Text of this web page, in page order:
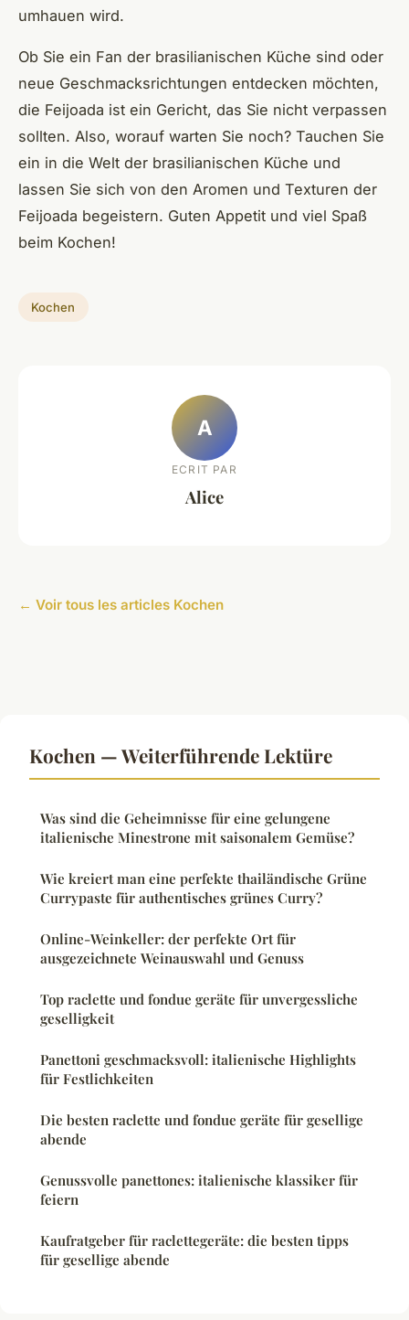
umhauen wird.
Ob Sie ein Fan der brasilianischen Küche sind oder
neue Geschmacksrichtungen entdecken möchten,
die Feijoada ist ein Gericht, das Sie nicht verpassen
sollten. Also, worauf warten Sie noch? Tauchen Sie
ein in die Welt der brasilianischen Küche und
lassen Sie sich von den Aromen und Texturen der
Feijoada begeistern. Guten Appetit und viel Spaß
beim Kochen!
Kochen
A
ECRIT PAR
Alice
← Voir tous les articles Kochen
Kochen — Weiterführende Lektüre
Was sind die Geheimnisse für eine gelungene
italienische Minestrone mit saisonalem Gemüse?
Wie kreiert man eine perfekte thailändische Grüne
Currypaste für authentisches grünes Curry?
Online-Weinkeller: der perfekte Ort für
ausgezeichnete Weinauswahl und Genuss
Top raclette und fondue geräte für unvergessliche
geselligkeit
Panettoni geschmacksvoll: italienische Highlights
für Festlichkeiten
Die besten raclette und fondue geräte für gesellige
abende
Genussvolle panettones: italienische klassiker für
feiern
Kaufratgeber für raclettegeräte: die besten tipps
für gesellige abende